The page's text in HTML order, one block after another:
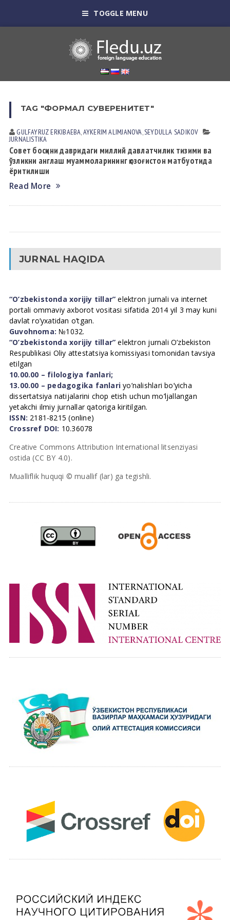
TOGGLE MENU
TAG "ФОРМАЛ СУВЕРЕНИТЕТ"
GULFAYRUZ ERKIBАEBА,AYKERIM ALIMJANOVA,SEYDULLA SАDIKOV
JURNALISTIKA
Совет босқини давридаги миллий давлатчилик тизими ва
ўзликни англаш муаммоларининг қозоғистон матбуотида
ёритилиши
Read More
JURNAL HAQIDA
“O’zbekistonda xorijiy tillar” elektron jurnali va internet
portali ommaviy axborot vositasi sifatida 2014 yil 3 may kuni
davlat ro’yxatidan o’tgan.
Guvohnoma: №1032.
“O’zbekistonda xorijiy tillar” elektron jurnali O’zbekiston
Respublikasi Oliy attestatsiya komissiyasi tomonidan tavsiya
etilgan
10.00.00 – filologiya fanlari;
13.00.00 – pedagogika fanlari yo’nalishlari bo’yicha
dissertatsiya natijalarini chop etish uchun mo’ljallangan
yetakchi ilmiy jurnallar qatoriga kiritilgan.
ISSN: 2181-8215 (online)
Crossref DOI: 10.36078
Creative Commons Attribution International litsenziyasi
ostida (CC BY 4.0).
Mualliflik huquqi © muallif (lar) ga tegishli.